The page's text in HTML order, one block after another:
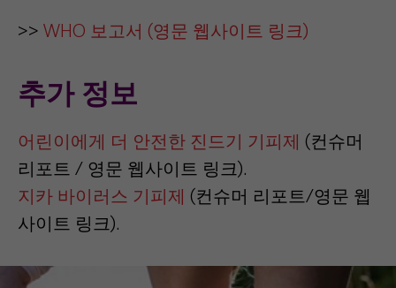
>> WHO 보고서 (영문 웹사이트 링크)
추가 정보
어린이에게 더 안전한 진드기 기피제
(컨슈머
리포트 / 영문 웹사이트 링크).
지카 바이러스 기피제
(컨슈머 리포트/영문 웹
사이트 링크).